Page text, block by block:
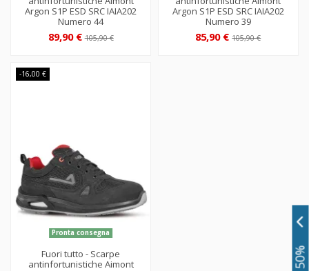
Argon S1P ESD SRC IAIA202
Numero 44
89,90 €105,90 €
Argon S1P ESD SRC IAIA202
Numero 39
85,90 €105,90 €
-16,00 €
Pronta consegna
Fuori tutto - Scarpe
antinfortunistiche Aimont